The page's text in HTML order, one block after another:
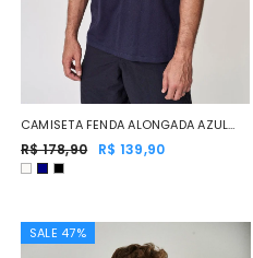
CAMISETA FENDA ALONGADA AZUL
MARINHO
R$ 178,90 R$ 139,90
SALE 47%